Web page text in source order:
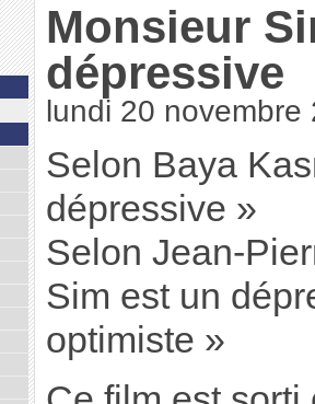
Monsieur
dépressive
lundi 20 novembre
Selon Baya
dépressive »
Selon Jean-
Sim est un
optimiste »